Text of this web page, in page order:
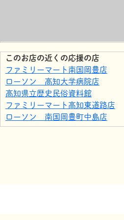
このお店の近くの応援の店
ファミリーマート南国岡豊店
ローソン 高知大学病院店
高知県立歴史民俗資料館
ファミリーマート高知東道路店
ローソン 南国岡豊町中島店
5019PREMIUM FACTORY南国店